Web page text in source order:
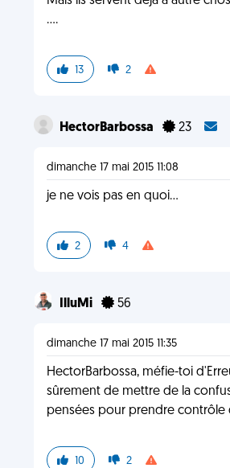
....
13 2
HectorBarbossa 23
dimanche 17 mai 2015 11:08
je ne vois pas en quoi...
2 4
IlluMi 56
dimanche 17 mai 2015 11:35
HectorBarbossa, méfie-toi
sûrement de mettre de la
pensées pour prendre contrôle
10 2